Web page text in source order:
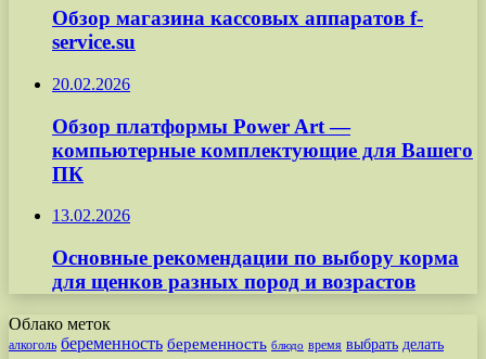
Обзор магазина кассовых аппаратов f-
service.su
20.02.2026
Обзор платформы Power Art —
компьютерные комплектующие для Вашего
ПК
13.02.2026
Основные рекомендации по выбору корма
для щенков разных пород и возрастов
Облако меток
алкоголь беременность беременность блюдо время выбрать делать